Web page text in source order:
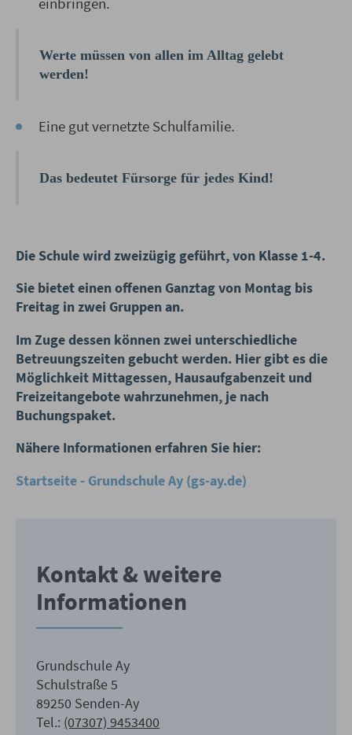
Werte müssen von allen im Alltag gelebt
werden!
Eine gut vernetzte Schulfamilie.
Das bedeutet Fürsorge für jedes Kind!
Die Schule wird zweizügig geführt, von Klasse 1-4.
Sie bietet einen offenen Ganztag von Montag bis
Freitag in zwei Gruppen an.
Im Zuge dessen können zwei unterschiedliche
Betreuungszeiten gebucht werden. Hier gibt es die
Möglichkeit Mittagessen, Hausaufgabenzeit und
Freizeitangebote wahrzunehmen, je nach
Buchungspaket.
Nähere Informationen erfahren Sie hier:
Startseite - Grundschule Ay (gs-ay.de)
Kontakt & weitere
Informationen
Grundschule Ay
Schulstraße 5
89250 Senden-Ay
Tel.: (07307) 9453400